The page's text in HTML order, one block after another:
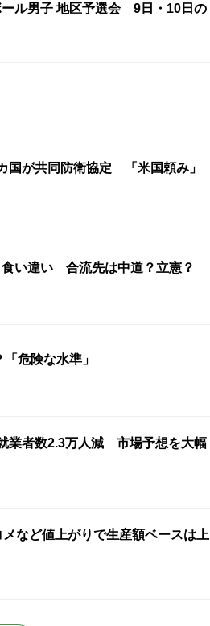
ール男子 地区予選会 9日・10日の
国が共同防衛協定 「米国頼み」
い違い 合流先は中道？立憲？
危険な水準」
業者数2.3万人減 市場予想を大幅
ど値上がりで生産額ベースは上